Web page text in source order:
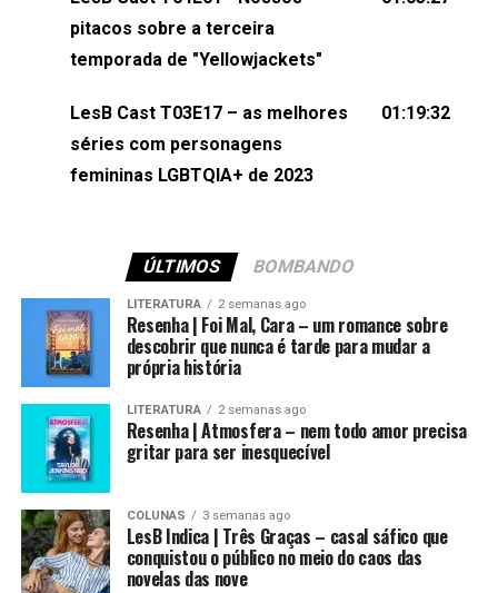
(⁠⁠⁠⁠@brunarfentanes⁠⁠⁠⁠) e Pollyelly FlorêncioEdição de
Naiady Machado
pitacos sobre a terceira
temporada de "Yellowjackets"
LesB Cast T03E17 – as melhores
séries com personagens
femininas LGBTQIA+ de 2023
01:19:32
ÚLTIMOS BOMBANDO
LITERATURA 2 semanas ago
Resenha | Foi Mal, Cara – um romance sobre
descobrir que nunca é tarde para mudar a
própria história
LITERATURA 2 semanas ago
Resenha | Atmosfera – nem todo amor precisa
gritar para ser inesquecível
COLUNAS 3 semanas ago
LesB Indica | Três Graças – casal sáfico que
conquistou o público no meio do caos das
novelas das nove